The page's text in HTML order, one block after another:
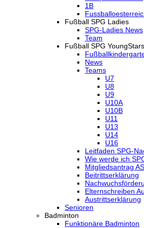
1B
Fußball SPG Ladies
SPG-Ladies News
Team
Fußball SPG YoungStars
News
Teams
U7
U8
U9
U10A
U10B
U11
U13
U14
U16
Leitfaden SPG-
Wie werde ich
Mitgliedsantrag
Beitrittserklärung
Elternschreiben
Austrittserklärung
Senioren
Badminton
Funktionäre Badminton